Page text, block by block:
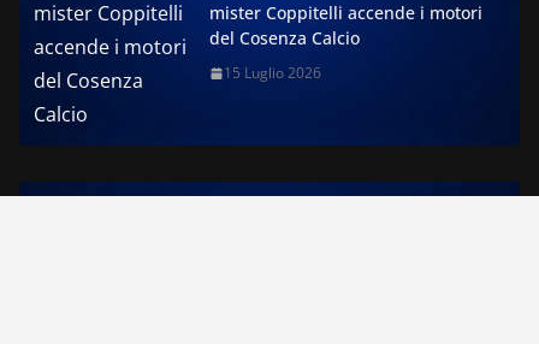
mister Coppitelli accende i motori
del Cosenza Calcio
15 Luglio 2026